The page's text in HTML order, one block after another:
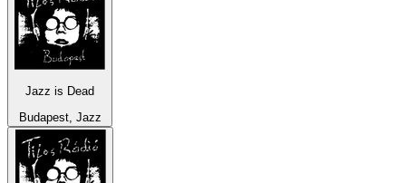
Jazz is Dead
Budapest, Jazz